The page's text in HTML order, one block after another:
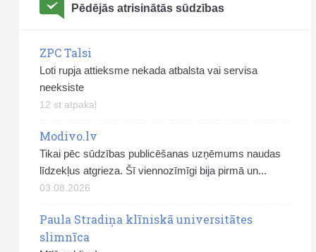
Pēdējās atrisinātās sūdzības
ZPC Talsi
Loti rupja attieksme nekada atbalsta vai servisa
neeksiste
12 st atpakaļ
Modivo.lv
Tikai pēc sūdzības publicēšanas uzņēmums naudas
līdzekļus atgrieza. Šī viennozīmīgi bija pirmā un...
03.08.2026
Paula Stradiņa klīniskā universitātes
slimnīca